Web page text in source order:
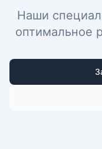
Наши
оптимальное